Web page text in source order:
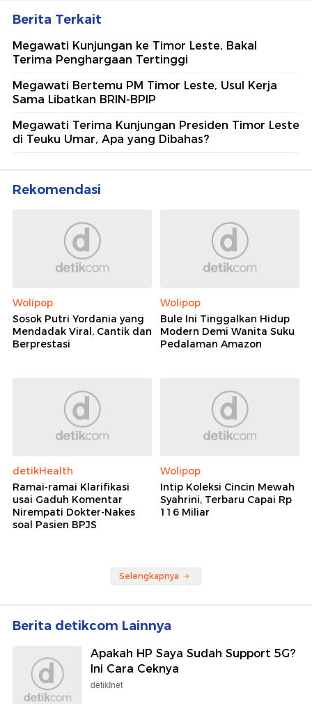
Berita Terkait
Megawati Kunjungan ke Timor Leste, Bakal
Terima Penghargaan Tertinggi
Megawati Bertemu PM Timor Leste, Usul Kerja
Sama Libatkan BRIN-BPIP
Megawati Terima Kunjungan Presiden Timor Leste
di Teuku Umar, Apa yang Dibahas?
Rekomendasi
Wolipop
Sosok Putri Yordania yang
Mendadak Viral, Cantik dan
Berprestasi
Wolipop
Bule Ini Tinggalkan Hidup
Modern Demi Wanita Suku
Pedalaman Amazon
detikHealth
Ramai-ramai Klarifikasi
usai Gaduh Komentar
Nirempati Dokter-Nakes
soal Pasien BPJS
Wolipop
Intip Koleksi Cincin Mewah
Syahrini, Terbaru Capai Rp
116 Miliar
Selengkapnya
Berita detikcom Lainnya
Apakah HP Saya Sudah Support 5G?
Ini Cara Ceknya
detikInet